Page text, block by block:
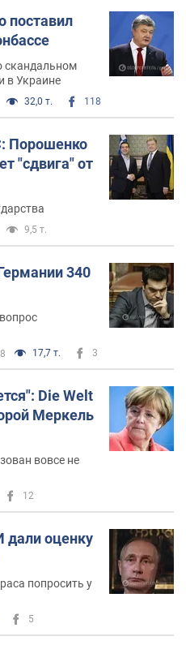
поставил
скандальном
в Украине
32,0 т. 118
Порошенко
от
9,5 т.
340
17,7 т. 3
Die Welt
Меркель
вовсе не
12
дали оценку
попросить у
5